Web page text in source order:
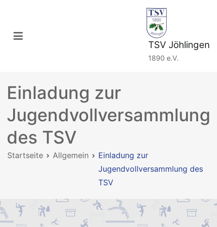
springen
TSV Jöhlingen
1890 e.V.
Einladung zur
Jugendvollversammlung
des TSV
Startseite Allgemein
Einladung zur
Jugendvollversammlung des
TSV